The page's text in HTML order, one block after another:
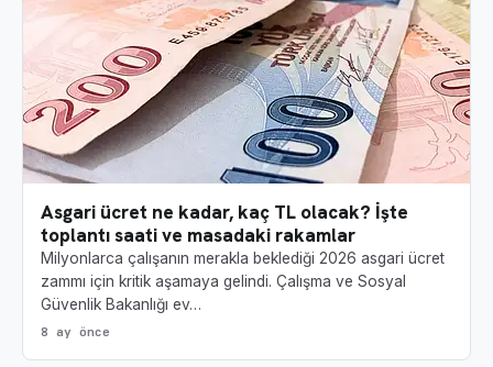
Asgari ücret ne kadar, kaç TL olacak? İşte
toplantı saati ve masadaki rakamlar
Milyonlarca çalışanın merakla beklediği 2026 asgari ücret
zammı için kritik aşamaya gelindi. Çalışma ve Sosyal
Güvenlik Bakanlığı ev…
8 ay önce